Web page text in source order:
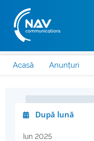
Acasă Anunțuri
După lună
Iun 2025